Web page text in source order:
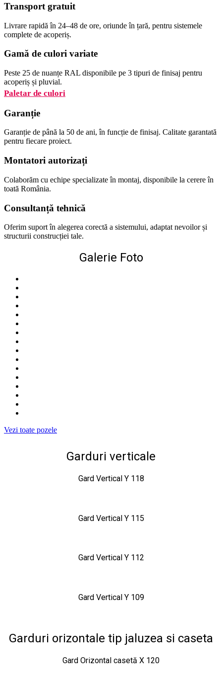
Transport gratuit
Livrare rapidă în 24–48 de ore, oriunde în țară, pentru sistemele
complete de acoperiș.
Gamă de culori variate
Peste 25 de nuanțe RAL disponibile pe 3 tipuri de finisaj pentru
acoperiș și pluvial.
Paletar de culori
Garanție
Garanție de până la 50 de ani, în funcție de finisaj. Calitate garantată
pentru fiecare proiect.
Montatori autorizați
Colaborăm cu echipe specializate în montaj, disponibile la cerere în
toată România.
Consultanță tehnică
Oferim suport în alegerea corectă a sistemului, adaptat nevoilor și
structurii construcției tale.
Galerie Foto
Vezi toate pozele
Garduri verticale
Gard Vertical Y 118
Gard Vertical Y 115
Gard Vertical Y 112
Gard Vertical Y 109
Garduri orizontale tip jaluzea si caseta
Gard Orizontal casetă X 120